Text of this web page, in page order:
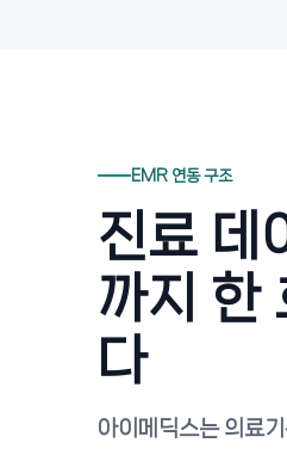
EMR 연동 구조
진료 데
까지 한
다
아이메딕스는 의료